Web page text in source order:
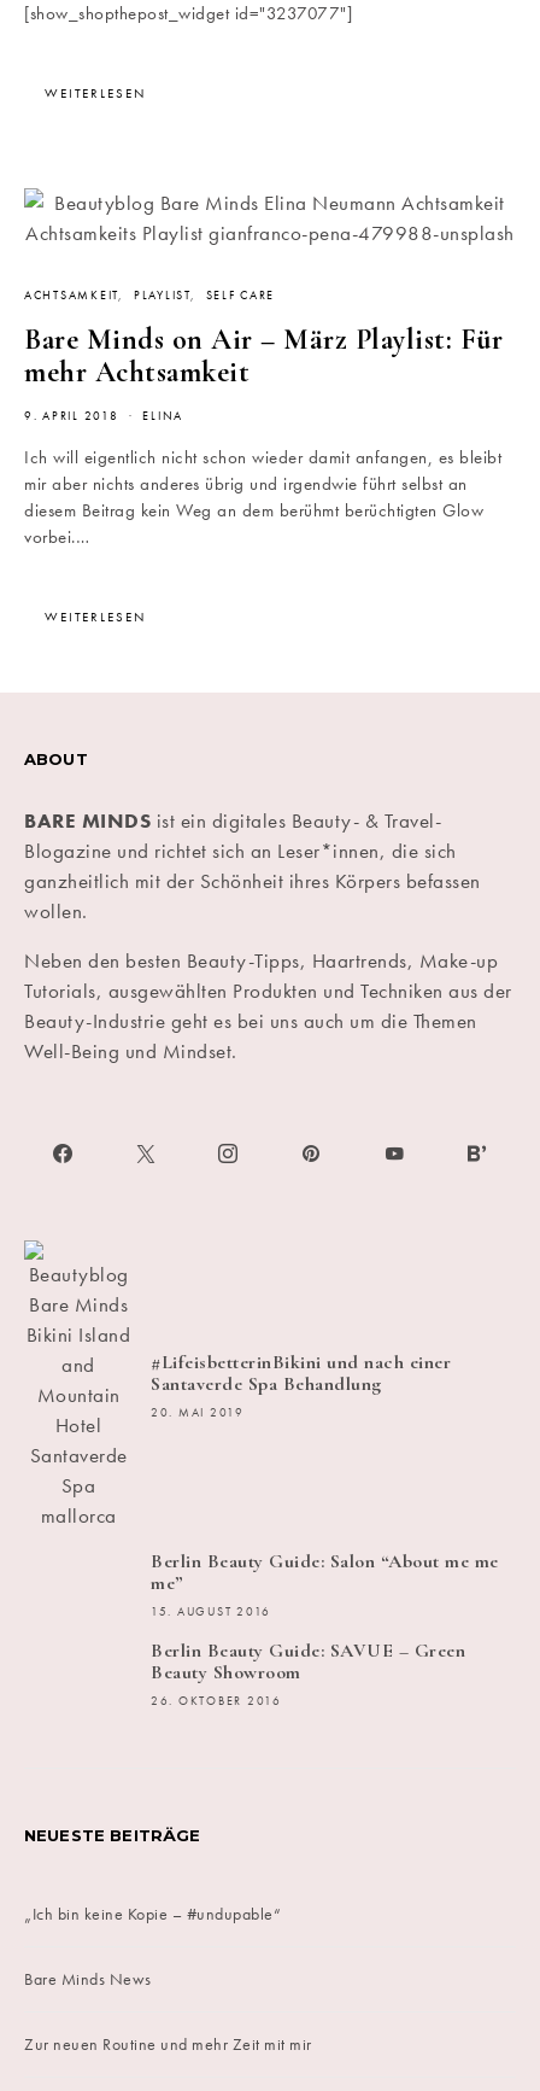
[show_shopthepost_widget id="3237077"]
WEITERLESEN
ACHTSAMKEIT PLAYLIST SELF CARE
Bare Minds on Air – März Playlist: Für
mehr Achtsamkeit
9. APRIL 2018 ELINA
Ich will eigentlich nicht schon wieder damit anfangen, es bleibt
mir aber nichts anderes übrig und irgendwie führt selbst an
diesem Beitrag kein Weg an dem berühmt berüchtigten Glow
vorbei.…
WEITERLESEN
ABOUT
BARE MINDS ist ein digitales Beauty- & Travel-
Blogazine und richtet sich an Leser*innen, die sich
ganzheitlich mit der Schönheit ihres Körpers befassen
wollen.
Neben den besten Beauty-Tipps, Haartrends, Make-up
Tutorials, ausgewählten Produkten und Techniken aus der
Beauty-Industrie geht es bei uns auch um die Themen
Well-Being und Mindset.
#LifeisbetterinBikini und nach einer
Santaverde Spa Behandlung
20. MAI 2019
Berlin Beauty Guide: Salon “About me me
me”
15. AUGUST 2016
Berlin Beauty Guide: SAVUE – Green
Beauty Showroom
26. OKTOBER 2016
NEUESTE BEITRÄGE
„Ich bin keine Kopie – #undupable“
Bare Minds News
Zur neuen Routine und mehr Zeit mit mir